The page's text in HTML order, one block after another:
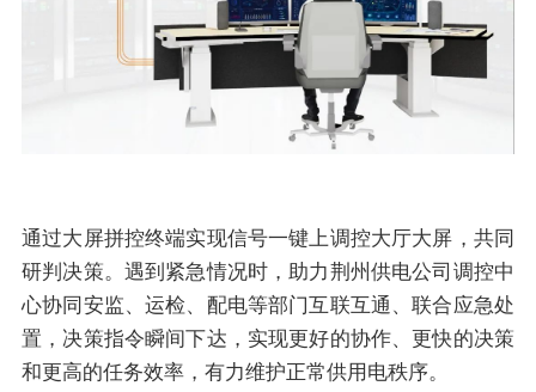
通过大屏拼控终端实现信号一键上调控大厅大屏，共同
研判决策。遇到紧急情况时，助力荆州供电公司调控中
心协同安监、运检、配电等部门互联互通、联合应急处
置，决策指令瞬间下达，实现更好的协作、更快的决策
和更高的任务效率，有力维护正常供用电秩序。